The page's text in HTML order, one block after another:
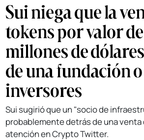
Sui niega que la
tokens por valor
millones de
de una fundación
inversores
Sui sugirió que un "socio de
probablemente detrás de una venta
atención en Crypto Twitter.